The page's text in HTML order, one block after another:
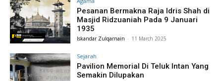
Pesanan Bermakna Raja Idris Shah di
Masjid Ridzuaniah Pada 9 Januari
1935
Iskandar Zulqarnain - 11 March 2025
Sejarah
Pavilion Memorial Di Teluk Intan Yang
Semakin Dilupakan